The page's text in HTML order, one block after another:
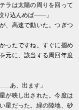
ラは太陽の周りを回って
り込んめば――」
、高速で動いた。つぎつ
ったですね。すぐに掴め
元に、該当する周回年度
あ、出ます」
が映し出された。今度は
星だった。緑の陸地、砂